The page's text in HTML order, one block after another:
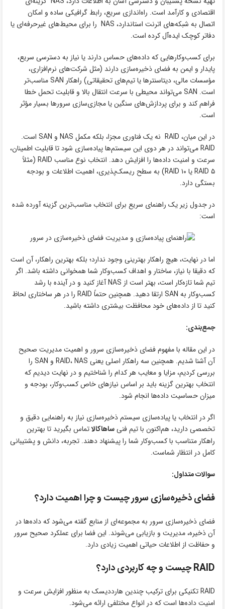
اقتصادی و کارآمد است. راه‌اندازی سریع، رابط گرافیکی ساده و امکان
اتصال به شبکه‌های اترنت استاندارد، NAS را برای محیط‌های غیرحرفه‌ای یا
دفاتر کوچک ایده‌آل کرده است.
برای کسب‌وکارهایی که داده‌های حساس دارند یا نیاز به دسترسی سریع،
پایدار و ایمن به فضای ذخیره‌سازی دارند (مثل شرکت‌های نرم‌افزاری،
مؤسسات مالی، دیتاسنترها یا تیم‌های تحقیقاتی) راهکار SAN مناسب‌تر
است. SAN می‌تواند محیطی با سرعت انتقال بالا و قابلیت تحمل خطا
فراهم کند و برای پردازش‌های سنگین یا مجازی‌سازی سرورها بسیار مؤثر
است.
در این میان، RAID نه یک فناوری مجزا، بلکه مکمل NAS و SAN است.
RAID می‌تواند در هر دوی این سیستم‌ها پیاده‌سازی شود تا قابلیت اطمینان،
سرعت و امنیت داده‌ها را افزایش دهد. انتخاب نوع مناسب RAID (مثلاً
RAID ۵ یا RAID ۱۰) به سطح ریسک‌پذیری، اهمیت اطلاعات و بودجه
بستگی دارد.
در جدول زیر یک راهنمای سریع برای انتخاب مناسب‌ترین گزینه آورده شده
است:
اما در نهایت، هیچ راهکار بهترینی وجود ندارد؛ بلکه بهترین راهکار، آن است
که دقیقا با نیاز، ساختار و اهداف کسب‌وکار شما همخوانی داشته باشد. اگر
تیم شما تازه‌کار است، بهتر است از NAS آغاز کنید و در آینده با رشد
کسب‌وکار به SAN ارتقا دهید. همچنین حتماً RAID را در هر ساختاری لحاظ
کنید تا از داده‌های خود محافظت بیشتری داشته باشید.
جمع‌بندی:
در این مقاله با مفهوم فضای ذخیره‌سازی سرور و اهمیت مدیریت صحیح
آن آشنا شدیم. همچنین سه راهکار اصلی یعنی RAID، NAS و SAN را
بررسی کردیم، مزایا و معایب هر کدام را شناختیم و در نهایت دیدیم که
انتخاب بهترین گزینه باید بر اساس نیازهای خاص کسب‌وکار، بودجه و
میزان حساسیت داده‌ها انجام شود.
اگر در انتخاب یا پیاده‌سازی سیستم ذخیره‌سازی نیاز به راهنمایی دقیق و
تخصصی دارید، هم‌اکنون با تیم فنیساهاکالاتماس بگیرید تا بهترین
راهکار متناسب با کسب‌وکار شما را پیشنهاد دهند. تجربه، دانش و پشتیبانی
کامل در انتظار شماست.
سوالات متداول:
فضای ذخیره‌سازی سرور چیست و چرا اهمیت دارد؟
فضای ذخیره‌سازی سرور به مجموعه‌ای از منابع گفته می‌شود که داده‌ها در
آن ذخیره، مدیریت و بازیابی می‌شوند. این فضا برای عملکرد صحیح سرور
و حفاظت از اطلاعات حیاتی اهمیت زیادی دارد.
RAID چیست و چه کاربردی دارد؟
RAID تکنیکی برای ترکیب چندین هارددیسک به منظور افزایش سرعت و
امنیت داده‌ها است که در انواع مختلفی ارائه می‌شود.